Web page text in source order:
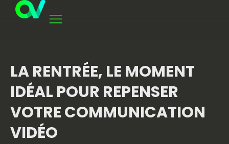
LA RENTRÉE, LE MOMENT
IDÉAL POUR REPENSER
VOTRE COMMUNICATION
VIDÉO